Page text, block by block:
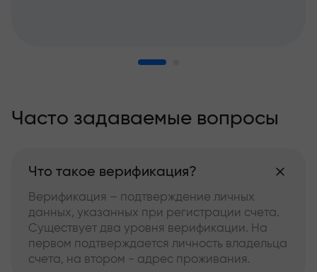
Часто задаваемые вопросы
Что такое верификация?
Верификация – подтверждение личных
данных, указанных при регистрации счета.
Существует два уровня верификации. На
первом подтверждается личность владельца
счета, на втором - адрес проживания.